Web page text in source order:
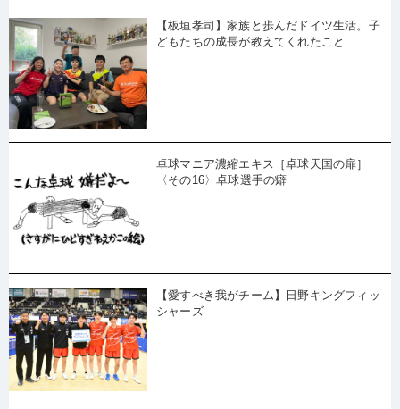
【板垣孝司】家族と歩んだドイツ生活。子
どもたちの成長が教えてくれたこと
卓球マニア濃縮エキス［卓球天国の扉］
〈その16〉卓球選手の癖
【愛すべき我がチーム】日野キングフィッ
シャーズ